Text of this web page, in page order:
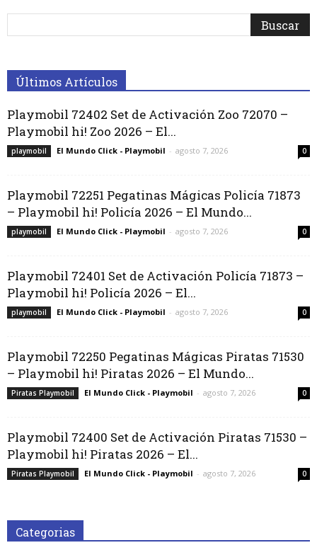
Últimos Artículos
Playmobil 72402 Set de Activación Zoo 72070 –
Playmobil hi! Zoo 2026 – El...
playmobil El Mundo Click - Playmobil - agosto 7, 2026 0
Playmobil 72251 Pegatinas Mágicas Policía 71873
– Playmobil hi! Policía 2026 – El Mundo...
playmobil El Mundo Click - Playmobil - agosto 7, 2026 0
Playmobil 72401 Set de Activación Policía 71873 –
Playmobil hi! Policía 2026 – El...
playmobil El Mundo Click - Playmobil - agosto 7, 2026 0
Playmobil 72250 Pegatinas Mágicas Piratas 71530
– Playmobil hi! Piratas 2026 – El Mundo...
Piratas Playmobil El Mundo Click - Playmobil - agosto 7, 2026 0
Playmobil 72400 Set de Activación Piratas 71530 –
Playmobil hi! Piratas 2026 – El...
Piratas Playmobil El Mundo Click - Playmobil - agosto 7, 2026 0
Categorias